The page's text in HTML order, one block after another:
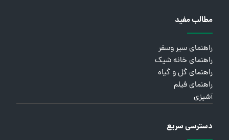
مطالب مفید
راهنمای سیر وسفر
راهنمای خانه شیک
راهنمای گل و گیاه
راهنمای فیلم
آشپزی
دسترسی سریع